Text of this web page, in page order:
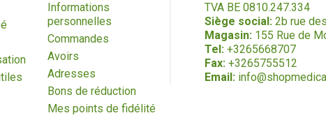
Informations
personnelles
Commandes
Avoirs
Adresses
Bons de réduction
Mes points de fidélité
TVA BE 0810.247.334
Siège social:2b rue
Magasin:155 Rue de
Tel: +3265668707
Fax: +3265755512
Email: